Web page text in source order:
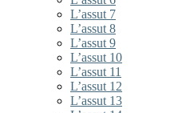
L’assut 7
L’assut 8
L’assut 9
L’assut 10
L’assut 11
L’assut 12
L’assut 13